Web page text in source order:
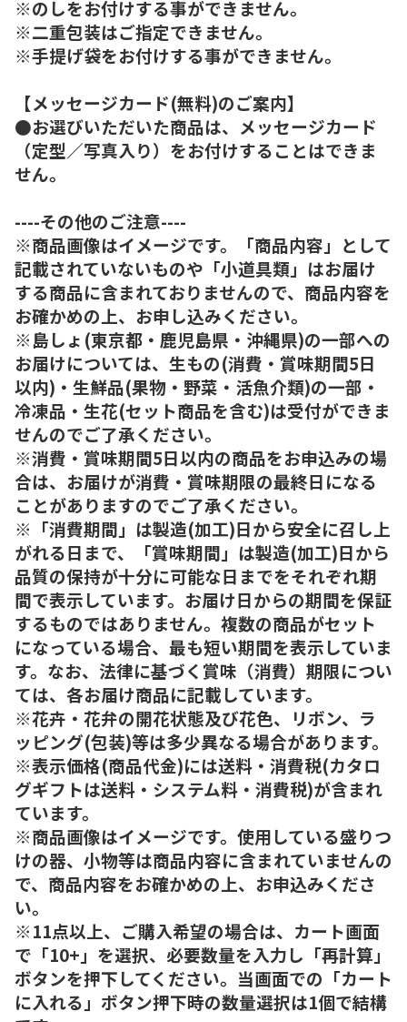
※のしをお付けする事ができません。
※二重包装はご指定できません。
※手提げ袋をお付けする事ができません。
【メッセージカード(無料)のご案内】
●お選びいただいた商品は、メッセージカード
（定型／写真入り）をお付けすることはできま
せん。
----その他のご注意----
※商品画像はイメージです。「商品内容」として
記載されていないものや「小道具類」はお届け
する商品に含まれておりませんので、商品内容を
お確かめの上、お申し込みください。
※島しょ(東京都・鹿児島県・沖縄県)の一部への
お届けについては、生もの(消費・賞味期間5日
以内)・生鮮品(果物・野菜・活魚介類)の一部・
冷凍品・生花(セット商品を含む)は受付ができま
せんのでご了承ください。
※消費・賞味期間5日以内の商品をお申込みの場
合は、お届けが消費・賞味期限の最終日になる
ことがありますのでご了承ください。
※「消費期間」は製造(加工)日から安全に召し上
がれる日まで、「賞味期間」は製造(加工)日から
品質の保持が十分に可能な日までをそれぞれ期
間で表示しています。お届け日からの期間を保証
するものではありません。複数の商品がセット
になっている場合、最も短い期間を表示していま
す。なお、法律に基づく賞味（消費）期限につい
ては、各お届け商品に記載しています。
※花卉・花弁の開花状態及び花色、リボン、ラ
ッピング(包装)等は多少異なる場合があります。
※表示価格(商品代金)には送料・消費税(カタロ
グギフトは送料・システム料・消費税)が含まれ
ています。
※商品画像はイメージです。使用している盛りつ
けの器、小物等は商品内容に含まれていませんの
で、商品内容をお確かめの上、お申込みくださ
い。
※11点以上、ご購入希望の場合は、カート画面
で「10+」を選択、必要数量を入力し「再計算」
ボタンを押下してください。当画面での「カート
に入れる」ボタン押下時の数量選択は1個で結構